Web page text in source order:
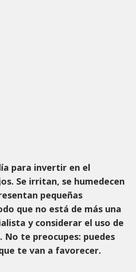
para invertir en el
Se irritan, se humedecen
pequeñas
que no está de más una
y considerar el uso de
No te preocupes: puedes
te van a favorecer.